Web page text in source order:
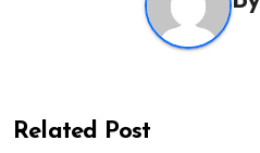
Related Post